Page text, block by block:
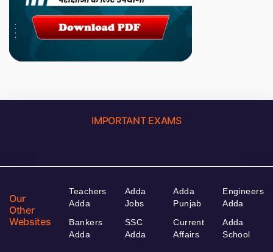
IMPORTANT EXAMS
Our
Other
Websites
Teachers
Adda
Bankers
Adda
Adda
Jobs
SSC
Adda
Adda
Punjab
Current
Affairs
Engineers
Adda
Adda
School